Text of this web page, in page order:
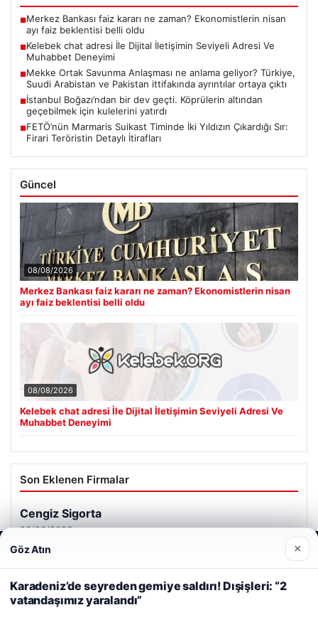
■Merkez Bankası faiz kararı ne zaman? Ekonomistlerin nisan
ayı faiz beklentisi belli oldu
■Kelebek chat adresi İle Dijital İletişimin Seviyeli Adresi Ve
Muhabbet Deneyimi
■Mekke Ortak Savunma Anlaşması ne anlama geliyor? Türkiye,
Suudi Arabistan ve Pakistan ittifakında ayrıntılar ortaya çıktı
■İstanbul Boğazı’ndan bir dev geçti. Köprülerin altından
geçebilmek için kulelerini yatırdı
■FETÖ’nün Marmaris Suikast Timinde İki Yıldızın Çıkardığı Sır:
Firari Teröristin Detaylı İtirafları
Güncel
08/08/2026
Merkez Bankası faiz kararı ne zaman? Ekonomistlerin nisan
ayı faiz beklentisi belli oldu
08/08/2026
Kelebek chat adresi İle Dijital İletişimin Seviyeli Adresi Ve
Muhabbet Deneyimi
Son Eklenen Firmalar
Cengiz Sigorta
23/06/2026
Web sitemizi nasıl kullandığınızı daha iyi anlayabilmek,
deneyiminizi kişiselleştirmek ve geliştirmek amacıyla çerezler
kullanıyoruz.Çerez Politikamız
Reddet Kabul Et
Göz Atın ×
Karadeniz’de seyreden gemiye saldırı! Dışişleri: “2
vatandaşımız yaralandı”